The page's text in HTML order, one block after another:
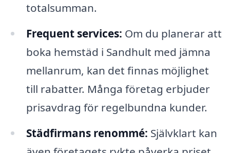
totalsumman.
Frequent services: Om du planerar att
boka hemstäd i Sandhult med jämna
mellanrum, kan det finnas möjlighet
till rabatter. Många företag erbjuder
prisavdrag för regelbundna kunder.
Städfirmans renommé: Självklart kan